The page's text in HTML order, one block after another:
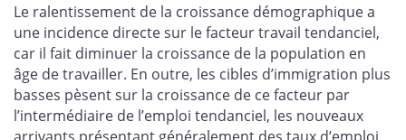
Le ralentissement de la croissance démographique a
une incidence directe sur le facteur travail tendanciel,
car il fait diminuer la croissance de la population en
âge de travailler. En outre, les cibles d’immigration plus
basses pèsent sur la croissance de ce facteur par
l’intermédiaire de l’emploi tendanciel, les nouveaux